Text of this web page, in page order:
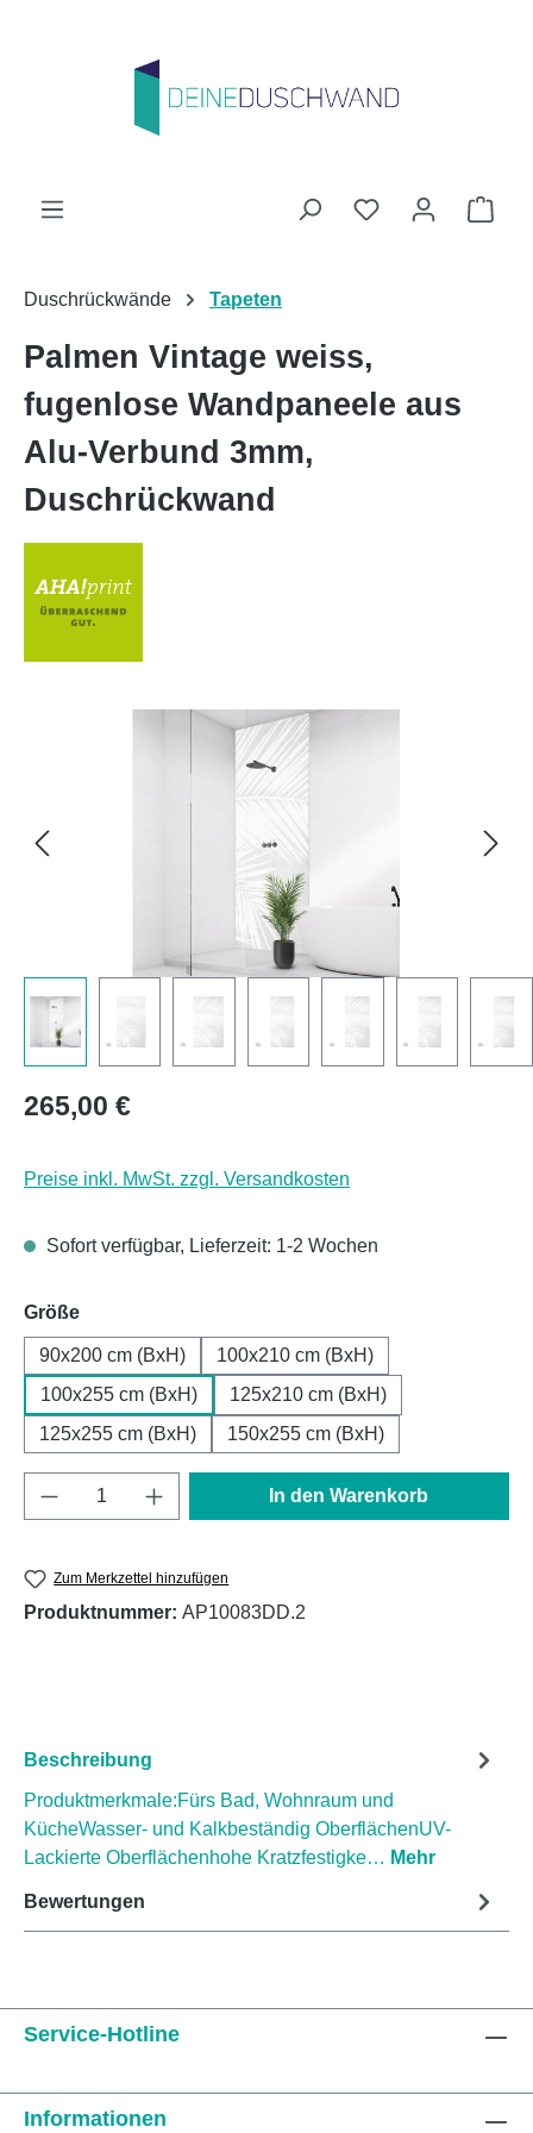
Du hast 0
Duschrückwände Tapeten
Palmen Vintage weiss,
fugenlose Wandpaneele aus
Alu-Verbund 3mm,
Duschrückwand
Regulärer Preis:
265,00 €
Preise inkl. MwSt. zzgl. Versandkosten
Sofort verfügbar, Lieferzeit: 1-2 Wochen
Größeauswählen
90x200 cm (BxH)
100x210 cm (BxH)
100x255 cm (BxH)
125x210 cm (BxH)
125x255 cm (BxH)
150x255 cm (BxH)
Produkt Anzahl: Gib den gewünschten
In den Warenkorb
Zum Merkzettel hinzufügen
Produktnummer: AP10083DD.2
Beschreibung
Produktmerkmale:Fürs Bad, Wohnraum und
KücheWasser- und Kalkbeständig OberflächenUV-
Lackierte Oberflächenhohe Kratzfestigke… Mehr
Bewertungen
Service-Hotline
Informationen